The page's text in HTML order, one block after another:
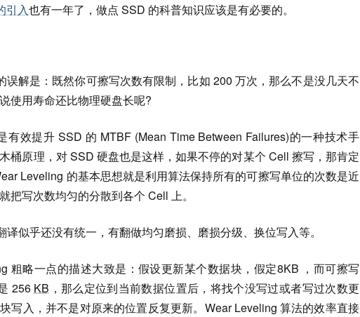
引入也有一年了，做点 SSD 的科普知识应该是有必要的。
误解是：既然你可擦写次数有限制，比如 200 万次，那么不是没几天不
使用寿命还比物理硬盘长呢?
有效提升 SSD 的 MTBF (Mean Time Between Failures)的一种技术手
桶原理，对 SSD 硬盘也是这样，如果不停的对某个 Cell 擦写，那肯定
Leveling 的基本思想就是利用算法保持所有的可擦写单位的次数是近
把写次数均匀的分散到各个 Cell 上。
译似乎还没有统一，有翻做均匀磨损、磨损分级、换位写入等。
粗略一点的描述大致是：假设更新某个数据块，假定8KB ，而可擦写
256 KB ，那么定位到当前数据位置后，将找个没写过或者写过次数更
写入，并不是对原来的位置反复更新。Wear Leveling 算法的效率直接